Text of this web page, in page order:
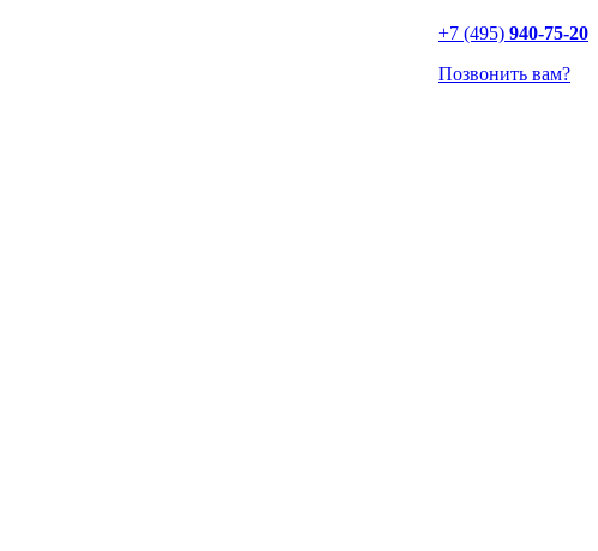
+7 (495) 940-75-20
Позвонить вам?